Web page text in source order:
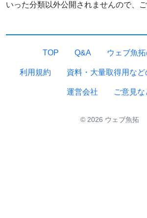
いった分類以外公開されませんので、ご
TOP Q&A ウェブ魚
利用規約 資料・大量取得用な
運営会社 ご意見な
© 2026 ウェブ魚拓